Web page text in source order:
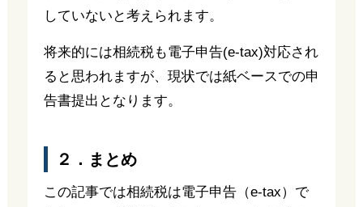
していないと考えられます。
将来的には相続税も電子申告(e-tax)対応され
ると思われますが、現状では紙ベースでの申
告書提出となります。
２．まとめ
この記事では相続税は電子申告（e-tax）で